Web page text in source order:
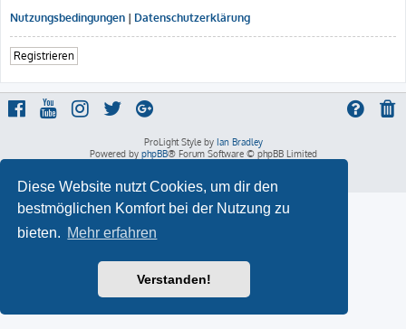
Diese Website nutzt Cookies, um dir den
bestmöglichen Komfort bei der Nutzung zu
bieten. Mehr erfahren
Verstanden!
Nutzungsbedingungen | Datenschutzerklärung
Registrieren
ProLight Style by Ian Bradley
Powered by phpBB® Forum Software © phpBB Limited